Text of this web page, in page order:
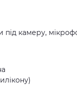
під камеру,